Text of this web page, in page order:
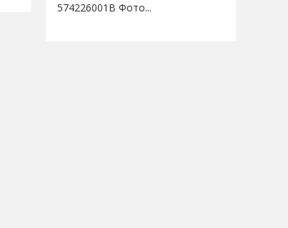
574226001B Фото...